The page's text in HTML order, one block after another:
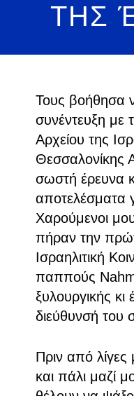
ΤΗΣ
Τους βοήθησα
συνέντευξη με
Αρχείου της
Θεσσαλονίκης
σωστή έρευνα
αποτελέσματα
Χαρούμενοι
πήραν την
Ισραηλιτική
παππούς
ξυλουργικής κι
διεύθυνσή του
Πριν από λίγες
και πάλι μαζί